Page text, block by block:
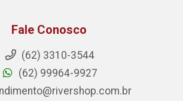
Fale Conosco
(62) 3310-3544
(62) 99964-9927